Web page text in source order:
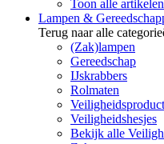
Toon alle artikelen
Lampen &
Terug naar alle
(Zak)lampen
Gereedschap
IJskrabbers
Rolmaten
Veiligheidshesjes
Bekijk alle